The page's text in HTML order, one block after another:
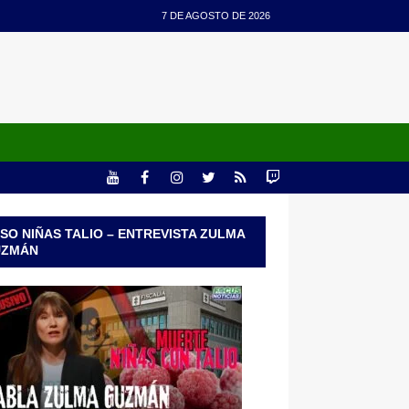
7 DE AGOSTO DE 2026
NIÑAS TALIO – ENTREVISTA ZULMA